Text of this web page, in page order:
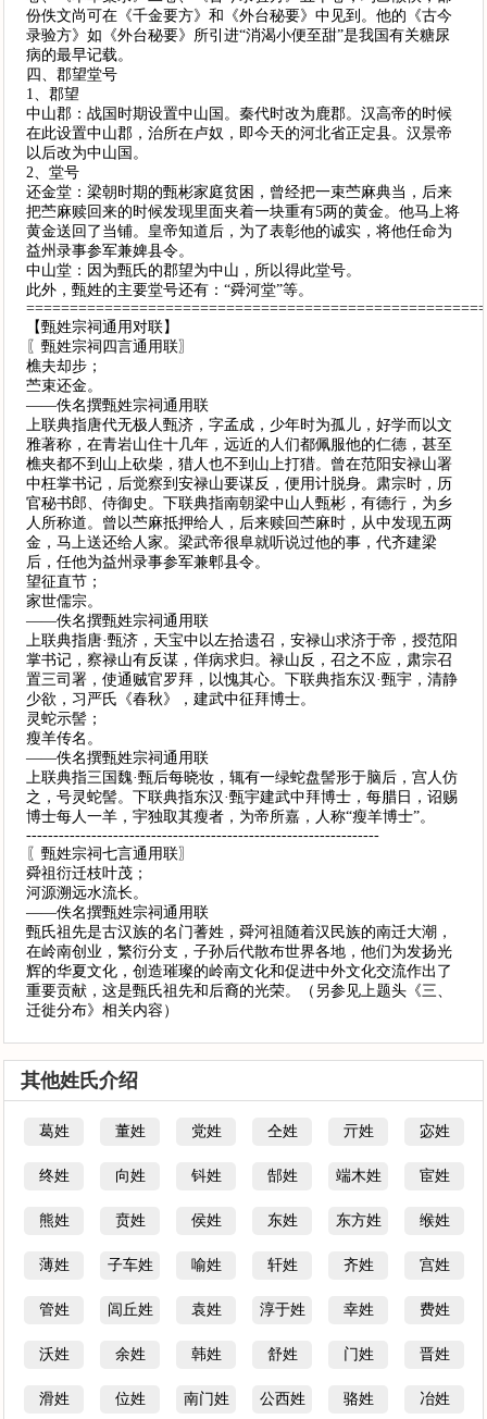
份佚文尚可在《千金要方》和《外台秘要》中见到。他的《古今
录验方》如《外台秘要》所引进“消渴小便至甜”是我国有关糖尿
病的最早记载。
四、郡望堂号
1、郡望
中山郡：战国时期设置中山国。秦代时改为鹿郡。汉高帝的时候
在此设置中山郡，治所在卢奴，即今天的河北省正定县。汉景帝
以后改为中山国。
2、堂号
还金堂：梁朝时期的甄彬家庭贫困，曾经把一束苎麻典当，后来
把苎麻赎回来的时候发现里面夹着一块重有5两的黄金。他马上将
黄金送回了当铺。皇帝知道后，为了表彰他的诚实，将他任命为
益州录事参军兼婢县令。
中山堂：因为甄氏的郡望为中山，所以得此堂号。
此外，甄姓的主要堂号还有：“舜河堂”等。
【甄姓宗祠通用对联】
〖甄姓宗祠四言通用联〗
樵夫却步；
苎束还金。
——佚名撰甄姓宗祠通用联
上联典指唐代无极人甄济，字孟成，少年时为孤儿，好学而以文
雅著称，在青岩山住十几年，远近的人们都佩服他的仁德，甚至
樵夹都不到山上砍柴，猎人也不到山上打猎。曾在范阳安禄山署
中枉掌书记，后觉察到安禄山要谋反，便用计脱身。肃宗时，历
官秘书郎、侍御史。下联典指南朝梁中山人甄彬，有德行，为乡
人所称道。曾以苎麻抵押给人，后来赎回苎麻时，从中发现五两
金，马上送还给人家。梁武帝很阜就听说过他的事，代齐建梁
后，任他为益州录事参军兼郫县令。
望征直节；
家世儒宗。
——佚名撰甄姓宗祠通用联
上联典指唐·甄济，天宝中以左拾遗召，安禄山求济于帝，授范阳
掌书记，察禄山有反谋，佯病求归。禄山反，召之不应，肃宗召
置三司署，使通贼官罗拜，以愧其心。下联典指东汉·甄宇，清静
少欲，习严氏《春秋》，建武中征拜博士。
灵蛇示髻；
瘦羊传名。
——佚名撰甄姓宗祠通用联
上联典指三国魏·甄后每晓妆，辄有一绿蛇盘髻形于脑后，宫人仿
之，号灵蛇髻。下联典指东汉·甄宇建武中拜博士，每腊日，诏赐
博士每人一羊，宇独取其瘦者，为帝所嘉，人称“瘦羊博士”。
-----------------------------------------------------------------
〖甄姓宗祠七言通用联〗
舜祖衍迁枝叶茂；
河源溯远水流长。
——佚名撰甄姓宗祠通用联
甄氏祖先是古汉族的名门蓍姓，舜河祖随着汉民族的南迁大潮，
在岭南创业，繁衍分支，子孙后代散布世界各地，他们为发扬光
辉的华夏文化，创造璀璨的岭南文化和促进中外文化交流作出了
重要贡献，这是甄氏祖先和后裔的光荣。（另参见上题头《三、
迁徙分布》相关内容）
其他姓氏介绍
葛姓 董姓 党姓 仝姓 亓姓 宓姓
终姓 向姓 钭姓 郜姓 端木姓 宦姓
熊姓 贲姓 侯姓 东姓 东方姓 缑姓
薄姓 子车姓 喻姓 轩姓 齐姓 宫姓
管姓 闾丘姓 袁姓 淳于姓 幸姓 费姓
沃姓 余姓 韩姓 舒姓 门姓 晋姓
滑姓 位姓 南门姓 公西姓 骆姓 冶姓